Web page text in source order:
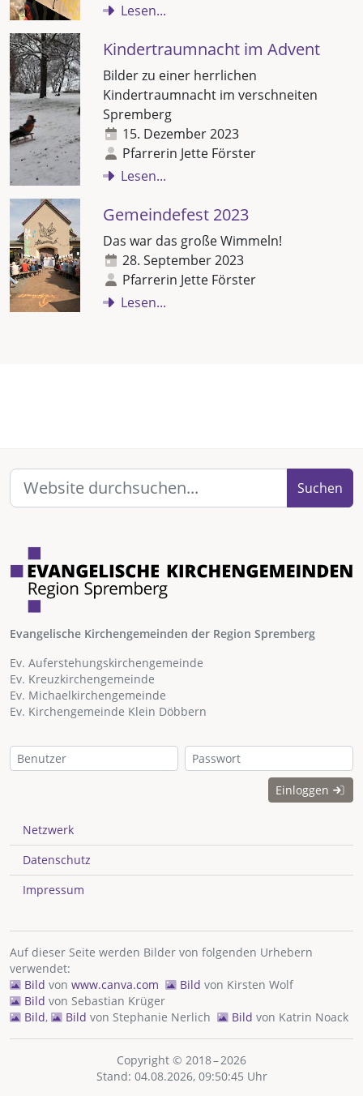
Lesen...
Kindertraumnacht im Advent
Bilder zu einer herrlichen
Kindertraumnacht im verschneiten
Spremberg
15. Dezember 2023
Pfarrerin Jette Förster
Lesen...
Gemeindefest 2023
Das war das große Wimmeln!
28. September 2023
Pfarrerin Jette Förster
Lesen...
Suchen
Evangelische Kirchengemeinden der Region Spremberg
Ev. Auferstehungskirchengemeinde
Ev. Kreuzkirchengemeinde
Ev. Michaelkirchengemeinde
Ev. Kirchengemeinde Klein Döbbern
Einloggen
Netzwerk
Datenschutz
Impressum
Auf dieser Seite werden Bilder von folgenden Urhebern
verwendet:
Bild von www.canva.com Bild von Kirsten Wolf
Bild von Sebastian Krüger
Bild, Bild von Stephanie Nerlich Bild von Katrin Noack
Copyright © 2018 – 2026
Stand: 04.08.2026, 09:50:45 Uhr